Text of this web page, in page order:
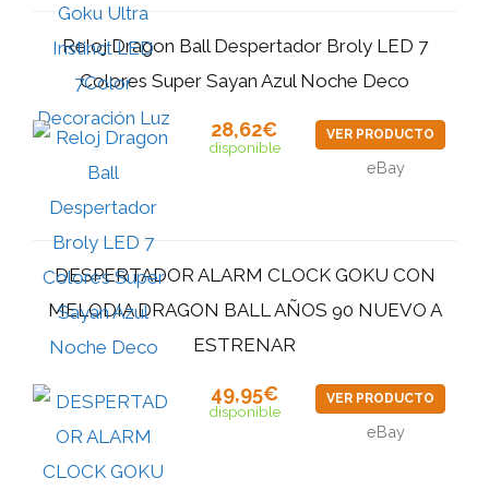
Reloj Dragon Ball Despertador Broly LED 7
Colores Super Sayan Azul Noche Deco
28,62€
disponible
VER PRODUCTO
eBay
DESPERTADOR ALARM CLOCK GOKU CON
MELODIA DRAGON BALL AÑOS 90 NUEVO A
ESTRENAR
49,95€
disponible
VER PRODUCTO
eBay